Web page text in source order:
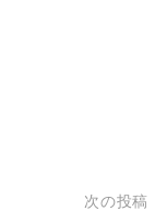
次の投稿